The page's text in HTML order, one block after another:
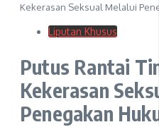
Kekerasan Seksual Melalui
Liputan Khusus
Putus Rantai
Kekerasan
Penegakan